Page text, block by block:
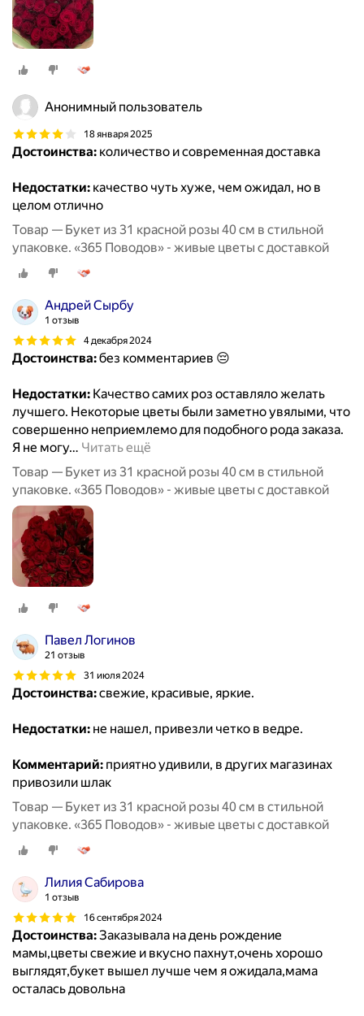
Анонимный пользователь
18 января 2025
Достоинства: количество и современная доставка
Недостатки: качество чуть хуже, чем ожидал, но в
целом отлично
Товар — Букет из 31 красной розы 40 см в стильной
упаковке. «365 Поводов» - живые цветы с доставкой
Андрей Сырбу
1 отзыв
4 декабря 2024
Достоинства:без комментариев 😔
Недостатки: Качество самих роз оставляло желать
лучшего. Некоторые цветы были заметно увялыми, что
совершенно неприемлемо для подобного рода заказа.
Я не могу… Читать ещё
Товар — Букет из 31 красной розы 40 см в стильной
упаковке. «365 Поводов» - живые цветы с доставкой
Павел Логинов
21 отзыв
31 июля 2024
Достоинства:свежие, красивые, яркие.
Недостатки: не нашел, привезли четко в ведре.
Комментарий: приятно удивили, в других магазинах
привозили шлак
Товар — Букет из 31 красной розы 40 см в стильной
упаковке. «365 Поводов» - живые цветы с доставкой
Лилия Сабирова
1 отзыв
16 сентября 2024
Достоинства:Заказывала на день рождение
мамы,цветы свежие и вкусно пахнут,очень хорошо
выглядят,букет вышел лучше чем я ожидала,мама
осталась довольна